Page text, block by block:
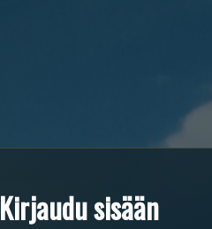
Kirjaudu sisään